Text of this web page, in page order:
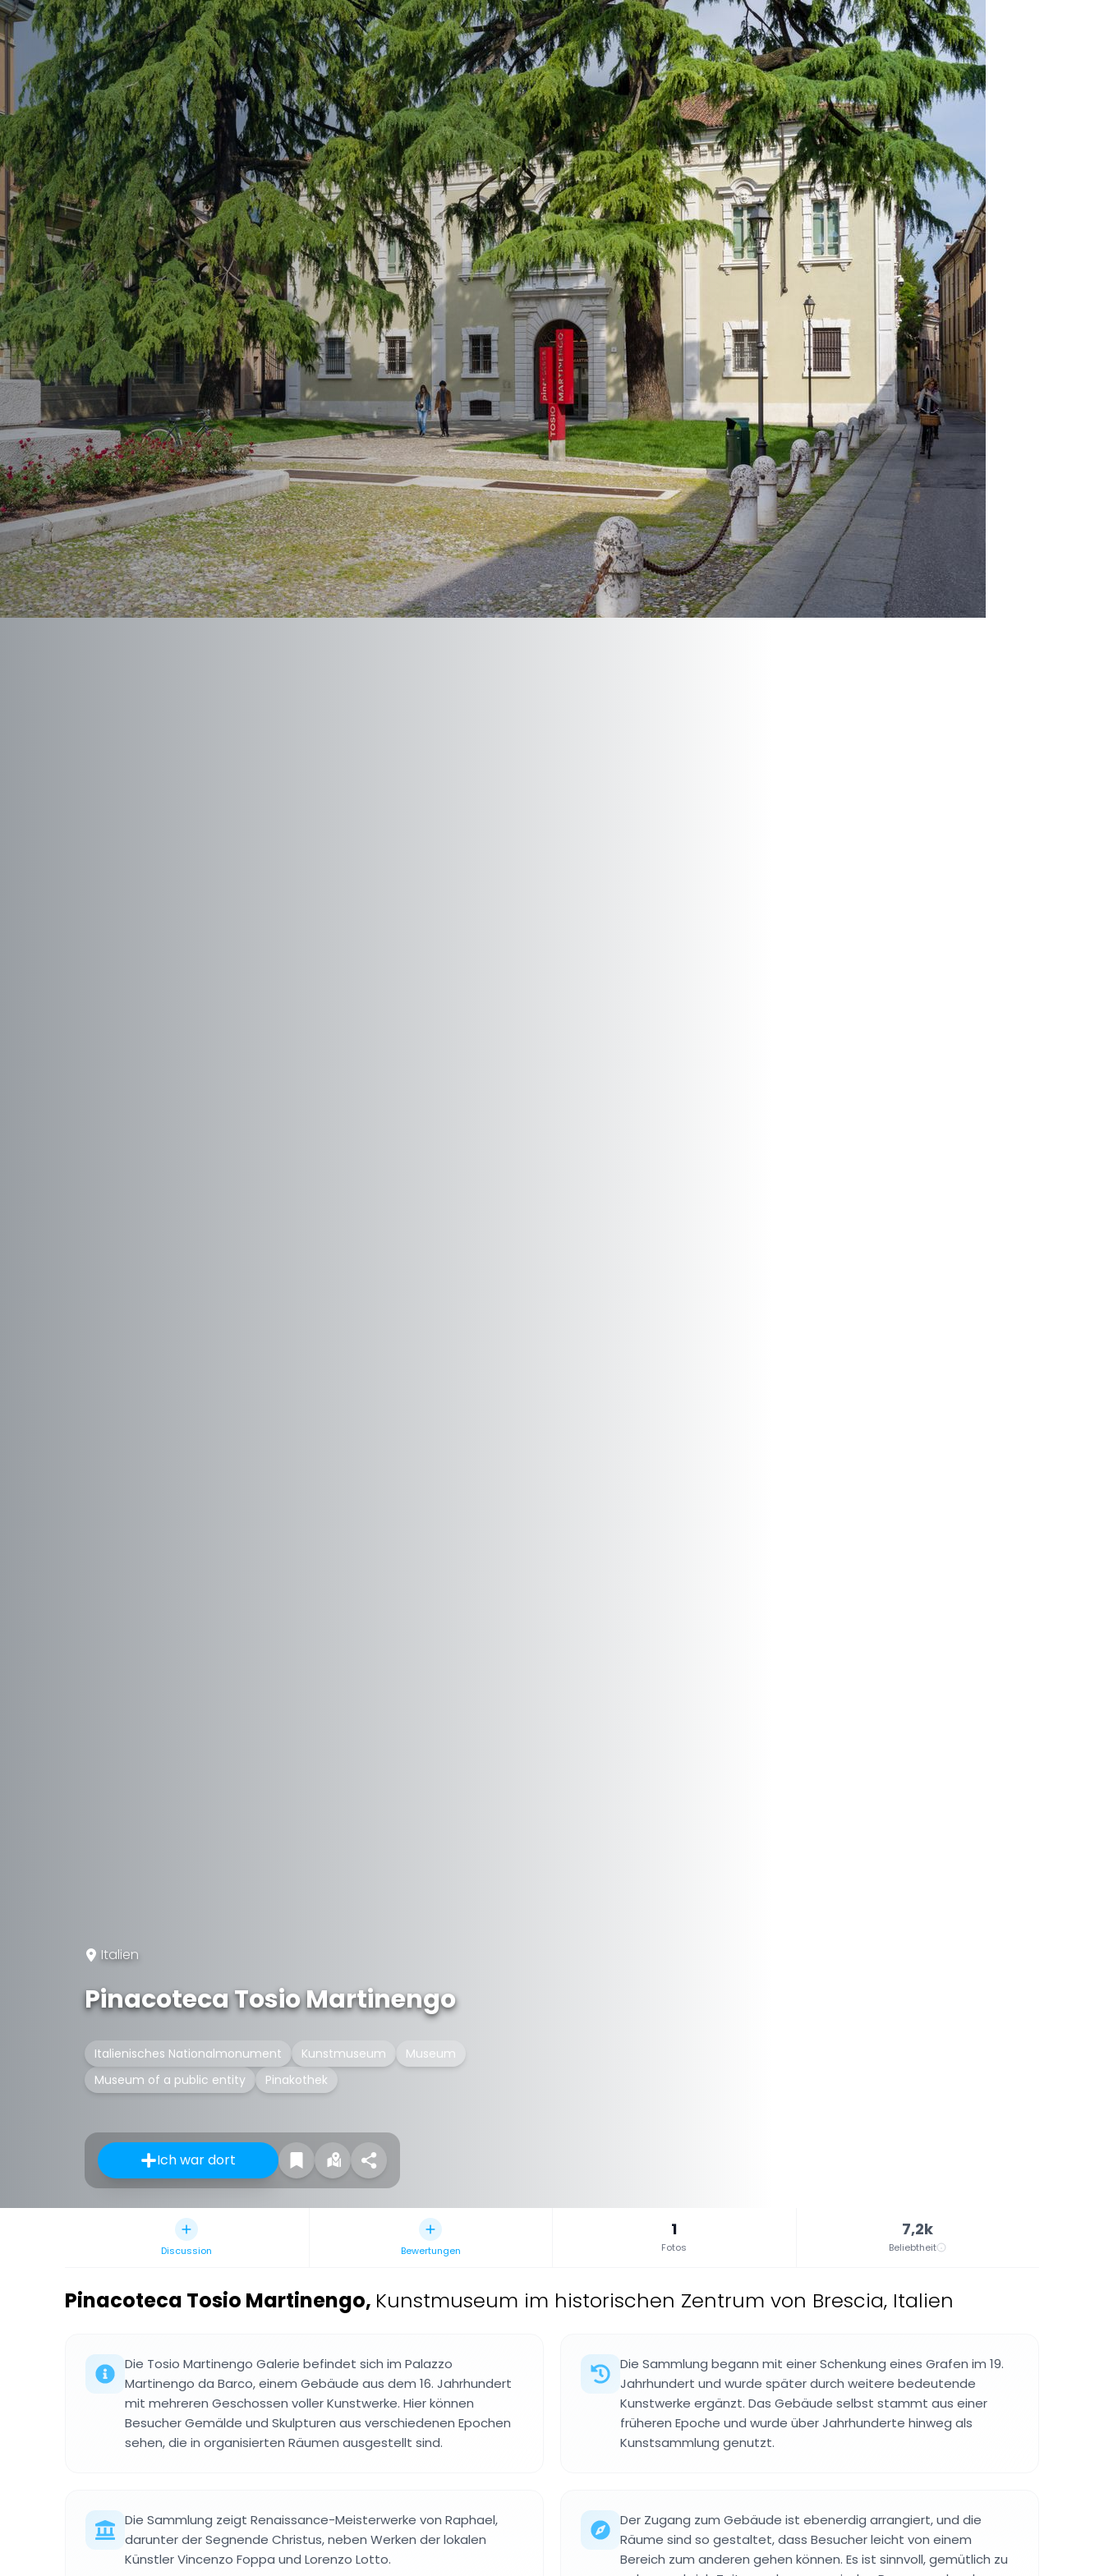
Italien
Pinacoteca Tosio Martinengo
Italienisches Nationalmonument Kunstmuseum
Museum
Museum of a public entity
Pinakothek
Ich war dort
Discussion Bewertungen
1
Fotos
7,2k
Beliebtheit
Pinacoteca Tosio Martinengo, Kunstmuseum im historischen Zentrum von Brescia, Italien
Die Tosio Martinengo Galerie befindet sich im Palazzo
Martinengo da Barco, einem Gebäude aus dem 16. Jahrhundert
mit mehreren Geschossen voller Kunstwerke. Hier können
Besucher Gemälde und Skulpturen aus verschiedenen Epochen
sehen, die in organisierten Räumen ausgestellt sind.
Die Sammlung begann mit einer Schenkung eines Grafen im 19.
Jahrhundert und wurde später durch weitere bedeutende
Kunstwerke ergänzt. Das Gebäude selbst stammt aus einer
früheren Epoche und wurde über Jahrhunderte hinweg als
Kunstsammlung genutzt.
Die Sammlung zeigt Renaissance-Meisterwerke von Raphael,
darunter der Segnende Christus, neben Werken der lokalen
Künstler Vincenzo Foppa und Lorenzo Lotto.
Der Zugang zum Gebäude ist ebenerdig arrangiert, und die
Räume sind so gestaltet, dass Besucher leicht von einem
Bereich zum anderen gehen können. Es ist sinnvoll, gemütlich zu